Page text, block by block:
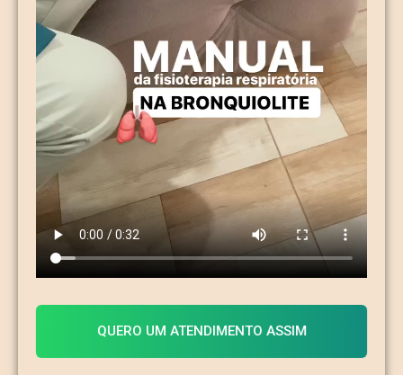
QUERO UM ATENDIMENTO ASSIM